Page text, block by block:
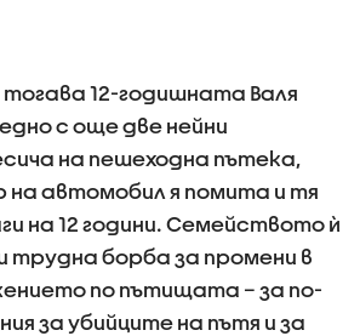
тогава 12-годишната Валя
с още две нейни
на пешеходна пътека,
на автомобил я помита и тя
на 12 години. Семейството ѝ
трудна борба за промени в
по пътищата – за по-
за убийците на пътя и за